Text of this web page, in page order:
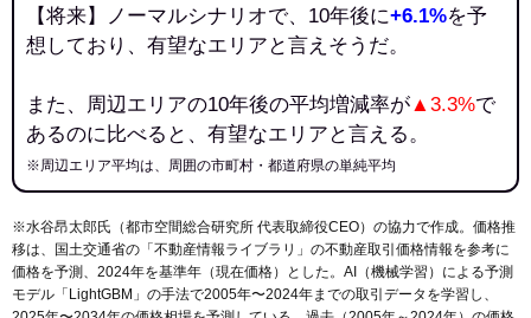
【将来】ノーマルシナリオで、10年後に+6.1%を予
想しており、有望なエリアと言えそうだ。
また、周辺エリアの10年後の平均増減率が▲3.3%で
あるのに比べると、有望なエリアと言える。
※周辺エリア平均は、周囲の市町村・都道府県の単純平均
※水谷昂太郎氏（都市空間総合研究所 代表取締役CEO）の協力で作成。価格推
移は、国土交通省の「 不動産情報ライブラリ 」の不動産取引価格情報を参考に
価格を予測、2024年を基準年（現在価格）とした。AI（機械学習）による予測
モデル「LightGBM」の手法で2005年〜2024年までの取引データを学習し、